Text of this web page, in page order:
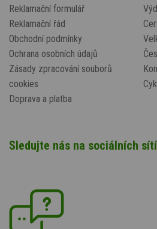
Reklamační formulář
Reklamační řád
Obchodní podmínky
Ochrana osobních údajů
Zásady zpracování souborů
cookies
Doprava a platba
Sledujte nás na sociálních